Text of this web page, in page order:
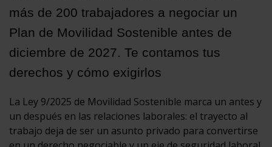
más de 200 trabajadores a negociar un
Plan de Movilidad Sostenible antes de
diciembre de 2027. Te contamos tus
derechos y cómo exigirlos
La Ley 9/2025 de Movilidad Sostenible marca un antes y
un después en las relaciones laborales: el trayecto al
trabajo deja de ser un asunto privado para convertirse